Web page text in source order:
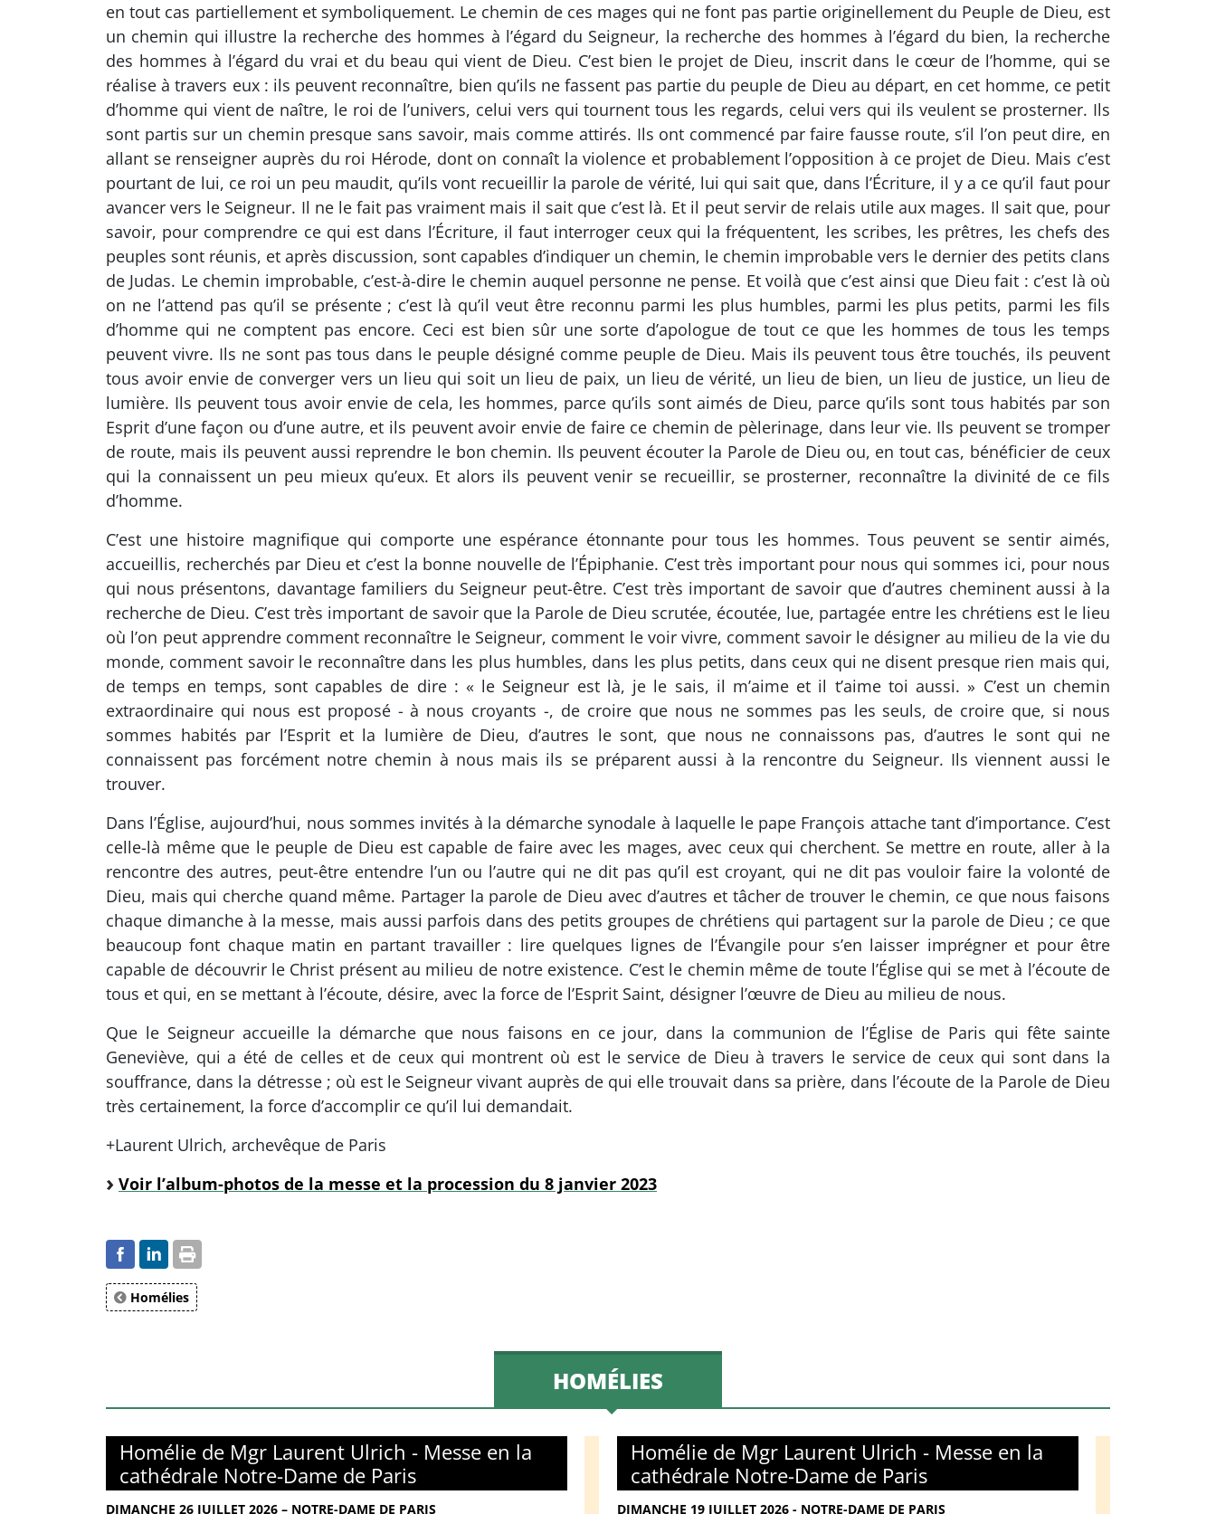
en tout cas partiellement et symboliquement. Le chemin de ces mages qui ne font pas partie originellement du Peuple de Dieu, est
un chemin qui illustre la recherche des hommes à l’égard du Seigneur, la recherche des hommes à l’égard du bien, la recherche
des hommes à l’égard du vrai et du beau qui vient de Dieu. C’est bien le projet de Dieu, inscrit dans le cœur de l’homme, qui se
réalise à travers eux : ils peuvent reconnaître, bien qu’ils ne fassent pas partie du peuple de Dieu au départ, en cet homme, ce petit
d’homme qui vient de naître, le roi de l’univers, celui vers qui tournent tous les regards, celui vers qui ils veulent se prosterner. Ils
sont partis sur un chemin presque sans savoir, mais comme attirés. Ils ont commencé par faire fausse route, s’il l’on peut dire, en
allant se renseigner auprès du roi Hérode, dont on connaît la violence et probablement l’opposition à ce projet de Dieu. Mais c’est
pourtant de lui, ce roi un peu maudit, qu’ils vont recueillir la parole de vérité, lui qui sait que, dans l’Écriture, il y a ce qu’il faut pour
avancer vers le Seigneur. Il ne le fait pas vraiment mais il sait que c’est là. Et il peut servir de relais utile aux mages. Il sait que, pour
savoir, pour comprendre ce qui est dans l’Écriture, il faut interroger ceux qui la fréquentent, les scribes, les prêtres, les chefs des
peuples sont réunis, et après discussion, sont capables d’indiquer un chemin, le chemin improbable vers le dernier des petits clans
de Judas. Le chemin improbable, c’est-à-dire le chemin auquel personne ne pense. Et voilà que c’est ainsi que Dieu fait : c’est là où
on ne l’attend pas qu’il se présente ; c’est là qu’il veut être reconnu parmi les plus humbles, parmi les plus petits, parmi les fils
d’homme qui ne comptent pas encore. Ceci est bien sûr une sorte d’apologue de tout ce que les hommes de tous les temps
peuvent vivre. Ils ne sont pas tous dans le peuple désigné comme peuple de Dieu. Mais ils peuvent tous être touchés, ils peuvent
tous avoir envie de converger vers un lieu qui soit un lieu de paix, un lieu de vérité, un lieu de bien, un lieu de justice, un lieu de
lumière. Ils peuvent tous avoir envie de cela, les hommes, parce qu’ils sont aimés de Dieu, parce qu’ils sont tous habités par son
Esprit d’une façon ou d’une autre, et ils peuvent avoir envie de faire ce chemin de pèlerinage, dans leur vie. Ils peuvent se tromper
de route, mais ils peuvent aussi reprendre le bon chemin. Ils peuvent écouter la Parole de Dieu ou, en tout cas, bénéficier de ceux
qui la connaissent un peu mieux qu’eux. Et alors ils peuvent venir se recueillir, se prosterner, reconnaître la divinité de ce fils
d’homme.
C’est une histoire magnifique qui comporte une espérance étonnante pour tous les hommes. Tous peuvent se sentir aimés,
accueillis, recherchés par Dieu et c’est la bonne nouvelle de l’Épiphanie. C’est très important pour nous qui sommes ici, pour nous
qui nous présentons, davantage familiers du Seigneur peut-être. C’est très important de savoir que d’autres cheminent aussi à la
recherche de Dieu. C’est très important de savoir que la Parole de Dieu scrutée, écoutée, lue, partagée entre les chrétiens est le lieu
où l’on peut apprendre comment reconnaître le Seigneur, comment le voir vivre, comment savoir le désigner au milieu de la vie du
monde, comment savoir le reconnaître dans les plus humbles, dans les plus petits, dans ceux qui ne disent presque rien mais qui,
de temps en temps, sont capables de dire : « le Seigneur est là, je le sais, il m’aime et il t’aime toi aussi. » C’est un chemin
extraordinaire qui nous est proposé - à nous croyants -, de croire que nous ne sommes pas les seuls, de croire que, si nous
sommes habités par l’Esprit et la lumière de Dieu, d’autres le sont, que nous ne connaissons pas, d’autres le sont qui ne
connaissent pas forcément notre chemin à nous mais ils se préparent aussi à la rencontre du Seigneur. Ils viennent aussi le
trouver.
Dans l’Église, aujourd’hui, nous sommes invités à la démarche synodale à laquelle le pape François attache tant d’importance. C’est
celle-là même que le peuple de Dieu est capable de faire avec les mages, avec ceux qui cherchent. Se mettre en route, aller à la
rencontre des autres, peut-être entendre l’un ou l’autre qui ne dit pas qu’il est croyant, qui ne dit pas vouloir faire la volonté de
Dieu, mais qui cherche quand même. Partager la parole de Dieu avec d’autres et tâcher de trouver le chemin, ce que nous faisons
chaque dimanche à la messe, mais aussi parfois dans des petits groupes de chrétiens qui partagent sur la parole de Dieu ; ce que
beaucoup font chaque matin en partant travailler : lire quelques lignes de l’Évangile pour s’en laisser imprégner et pour être
capable de découvrir le Christ présent au milieu de notre existence. C’est le chemin même de toute l’Église qui se met à l’écoute de
tous et qui, en se mettant à l’écoute, désire, avec la force de l’Esprit Saint, désigner l’œuvre de Dieu au milieu de nous.
Que le Seigneur accueille la démarche que nous faisons en ce jour, dans la communion de l’Église de Paris qui fête sainte
Geneviève, qui a été de celles et de ceux qui montrent où est le service de Dieu à travers le service de ceux qui sont dans la
souffrance, dans la détresse ; où est le Seigneur vivant auprès de qui elle trouvait dans sa prière, dans l’écoute de la Parole de Dieu
très certainement, la force d’accomplir ce qu’il lui demandait.
+Laurent Ulrich, archevêque de Paris
Voir l’album-photos de la messe et la procession du 8 janvier 2023
Homélies
HOMÉLIES
Homélie de Mgr Laurent Ulrich - Messe en la
cathédrale Notre-Dame de Paris
DIMANCHE 26 JUILLET 2026 – NOTRE-DAME DE PARIS
Homélie de Mgr Laurent Ulrich - Messe en la
cathédrale Notre-Dame de Paris
DIMANCHE 19 JUILLET 2026 - NOTRE-DAME DE PARIS